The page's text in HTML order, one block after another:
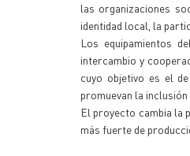
las organizaciones
identidad local, la
Los equipamientos
intercambio y
cuyo objetivo es el
promuevan la
El proyecto cambia la
más fuerte de